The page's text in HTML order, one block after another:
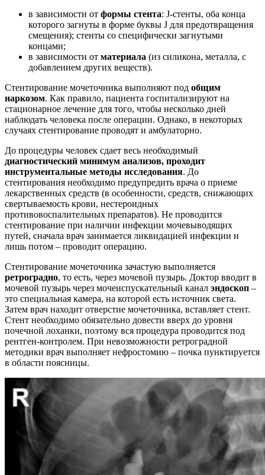
в зависимости от формы стента: J-стенты, оба конца
которого загнуты в форме буквы J для предотвращения
смещения); стенты со специфически загнутыми
концами;
в зависимости от материала (из силикона, металла, с
добавлением других веществ).
Стентирование мочеточника выполняют под общим
наркозом. Как правило, пациента госпитализируют на
стационарное лечение для того, чтобы несколько дней
наблюдать человека после операции. Однако, в некоторых
случаях стентирование проводят и амбулаторно.
До процедуры человек сдает весь необходимый
диагностический минимум анализов, проходит
инструментальные методы исследования. До
стентирования необходимо предупредить врача о приеме
лекарственных средств (в особенности, средств, снижающих
свертываемость крови, нестероидных
противовоспалительных препаратов). Не проводится
стентирование при наличии инфекции мочевыводящих
путей, сначала врач занимается ликвидацией инфекции и
лишь потом – проводит операцию.
Стентирование мочеточника зачастую выполняется
ретроградно, то есть, через мочевой пузырь. Доктор вводит в
мочевой пузырь через мочеиспускательный канал эндоскоп –
это специальная камера, на которой есть источник света.
Затем врач находит отверстие мочеточника, вставляет стент.
Стент необходимо обязательно довести вверх до уровня
почечной лоханки, поэтому вся процедура проводится под
рентген-контролем. При невозможности ретроградной
методики врач выполняет нефростомию – почка пунктируется
в области поясницы.